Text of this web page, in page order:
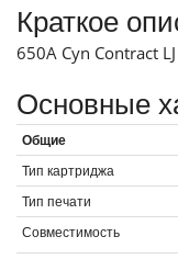
Краткое
650A Cyn Contract
Основные
Общие
Тип картриджа
Тип печати
Совместимость